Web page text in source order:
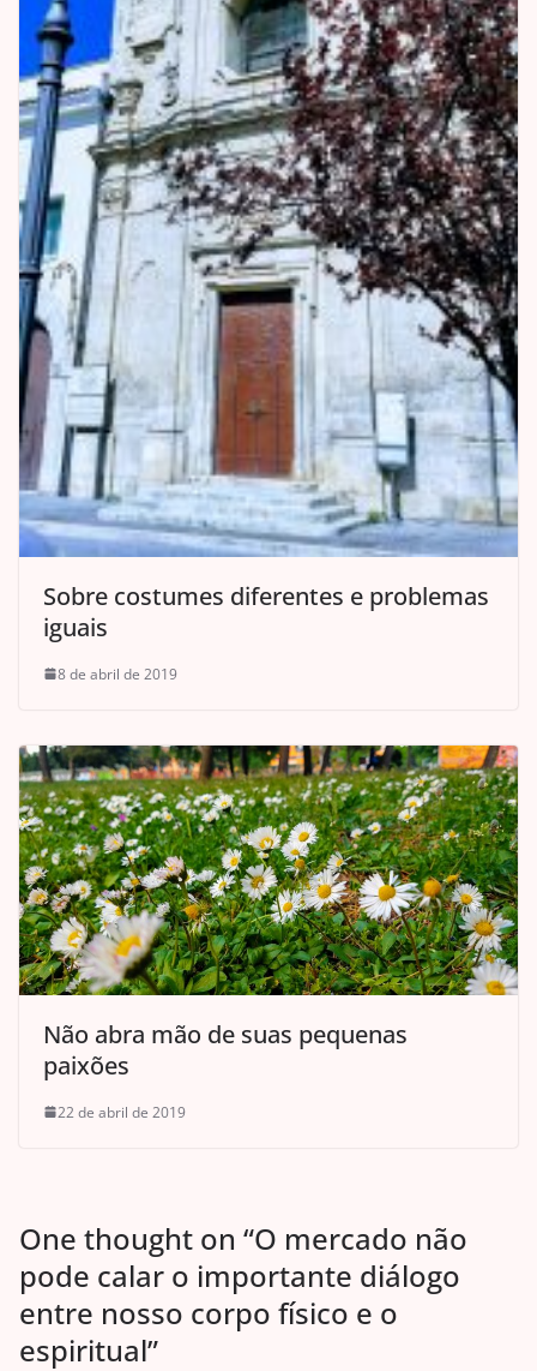
Sobre costumes diferentes e problemas
iguais
8 de abril de 2019
Não abra mão de suas pequenas
paixões
22 de abril de 2019
One thought on “O mercado não
pode calar o importante diálogo
entre nosso corpo físico e o
espiritual”